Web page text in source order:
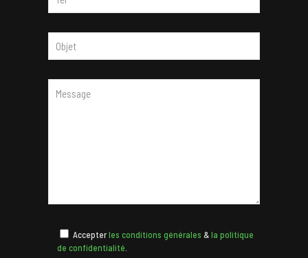
Accepterles conditions générales &la politique
de confidentialité